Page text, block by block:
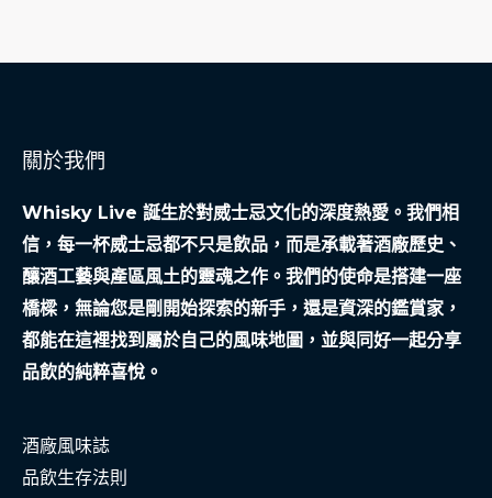
社
全
的
真
實
守
護
者
關於我們
Whisky Live 誕生於對威士忌文化的深度熱愛。我們相
信，每一杯威士忌都不只是飲品，而是承載著酒廠歷史、
釀酒工藝與產區風土的靈魂之作。我們的使命是搭建一座
橋樑，無論您是剛開始探索的新手，還是資深的鑑賞家，
都能在這裡找到屬於自己的風味地圖，並與同好一起分享
品飲的純粹喜悅。
酒廠風味誌
品飲生存法則